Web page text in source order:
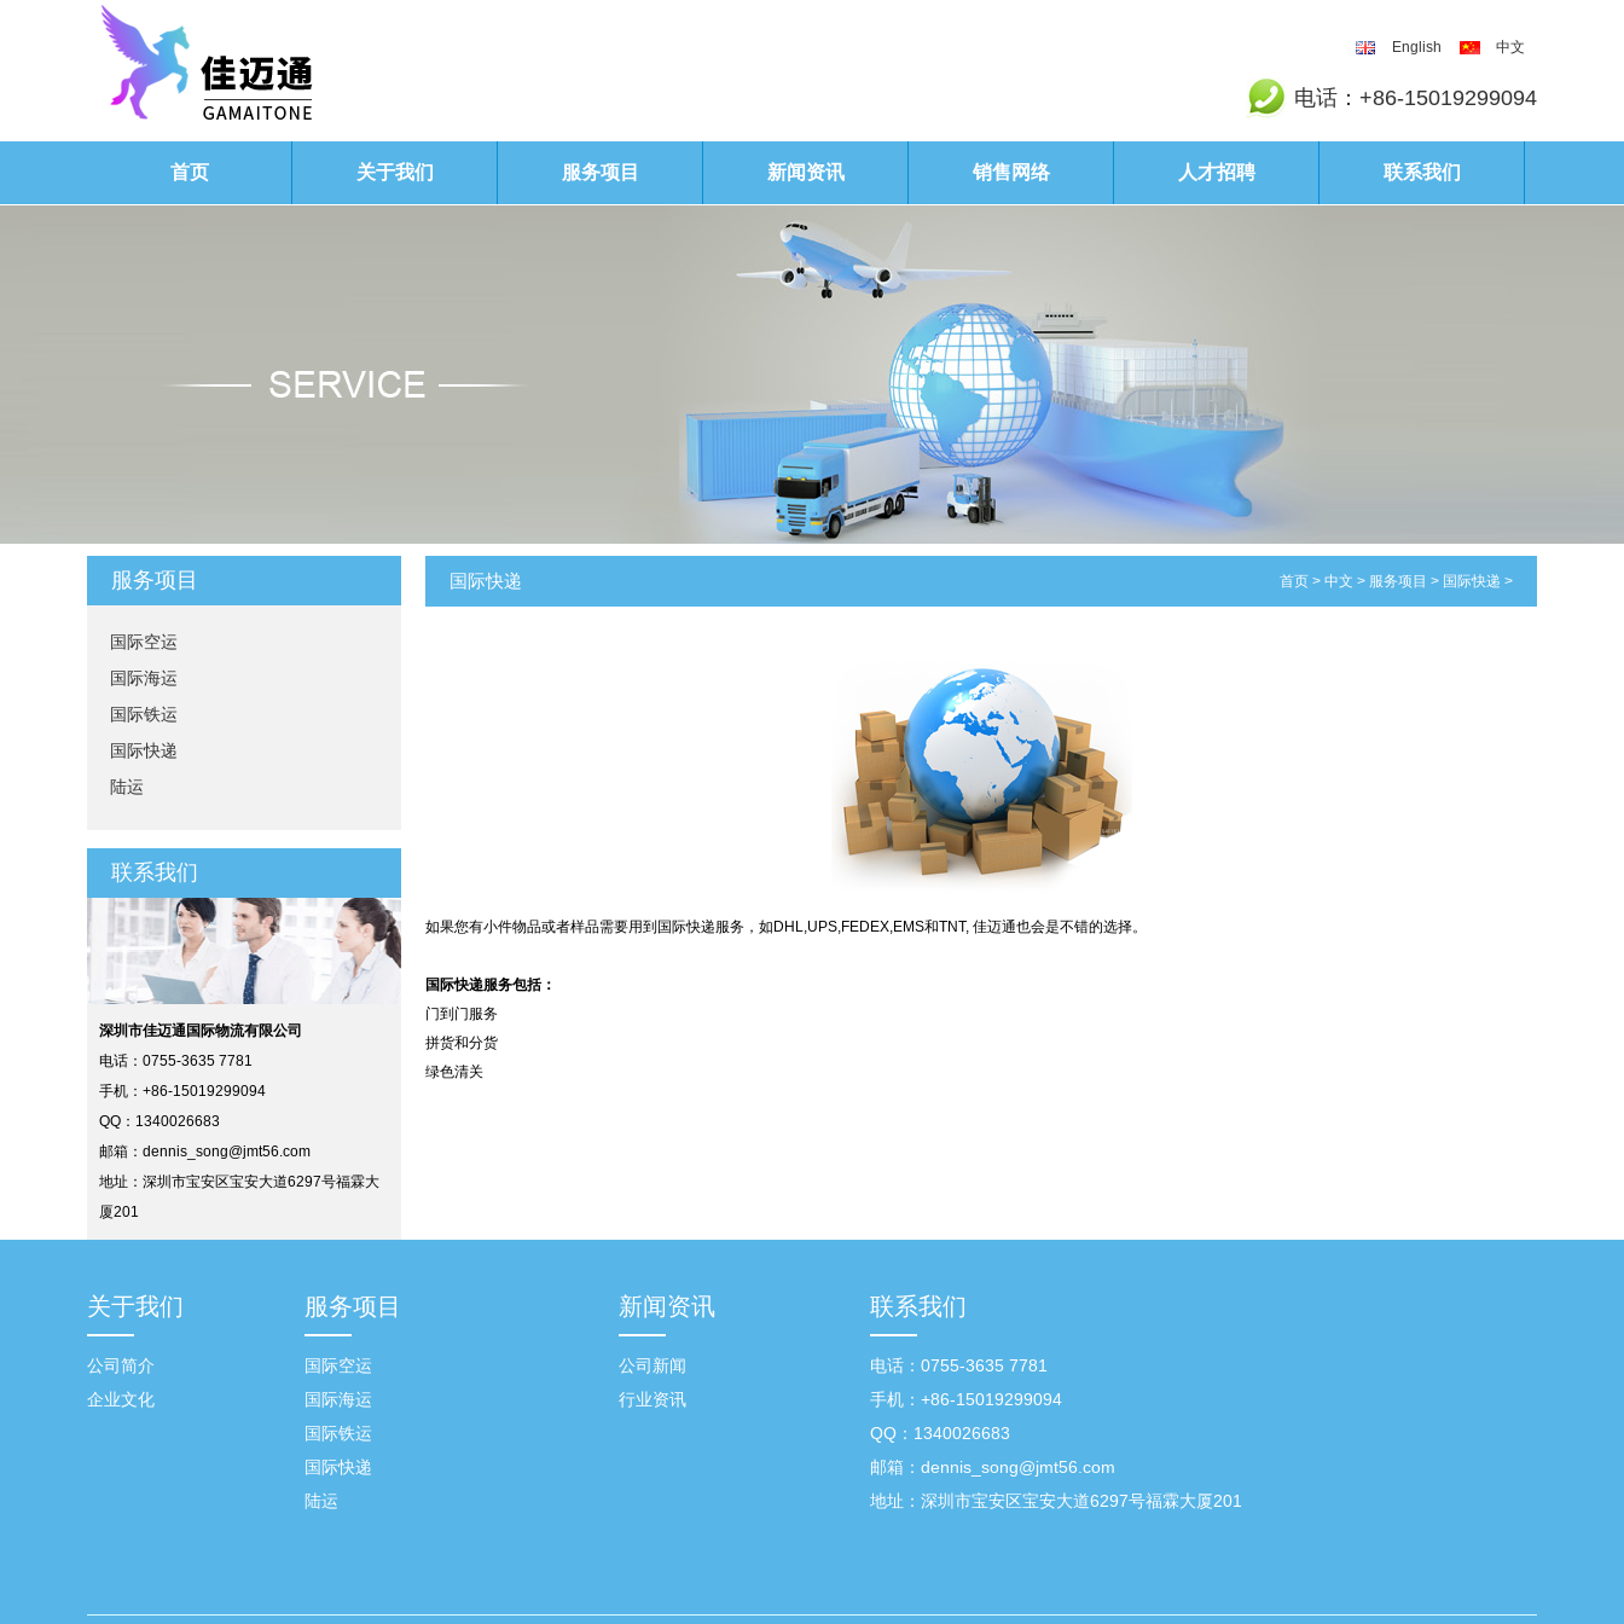
中文
English
电话：+86-15019299094
首页 关于我们 服务项目 新闻资讯 销售网络 人才招聘 联系我们
服务项目
国际空运
国际海运
国际铁运
国际快递
陆运
联系我们
深圳市佳迈通国际物流有限公司
电话：0755-3635 7781
手机：+86-15019299094
QQ：1340026683
邮箱： dennis_song@jmt56.com
地址：深圳市宝安区宝安大道6297号福霖大
厦201
国际快递 首页 > 中文 > 服务项目 > 国际快递 >
如果您有小件物品或者样品需要用到国际快递服务，如DHL,UPS,FEDEX,EMS和TNT, 佳迈通也会是不错的选择。
国际快递服务包括：
门到门服务
拼货和分货
绿色清关
关于我们
公司简介
企业文化
服务项目
国际空运
国际海运
国际铁运
国际快递
陆运
新闻资讯
公司新闻
行业资讯
联系我们
电话：0755-3635 7781
手机：+86-15019299094
QQ：1340026683
邮箱： dennis_song@jmt56.com
地址：深圳市宝安区宝安大道6297号福霖大厦201